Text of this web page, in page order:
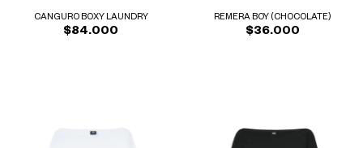
CANGURO BOXY LAUNDRY
$84.000
REMERA BOY (CHOCOLATE)
$36.000